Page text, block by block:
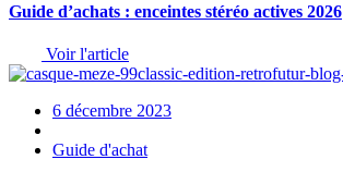
Guide d’achats : enceintes stéréo actives 2026
Voir l'article
6 décembre 2023
Guide d'achat